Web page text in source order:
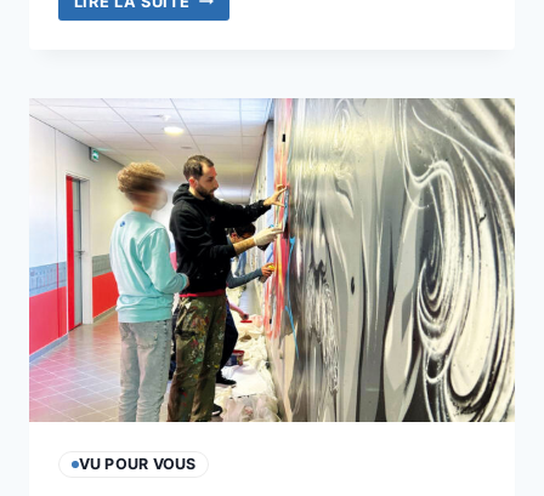
ODE
NATURE
SIGNÉE
MAHN
KLOIX
VU POUR VOUS